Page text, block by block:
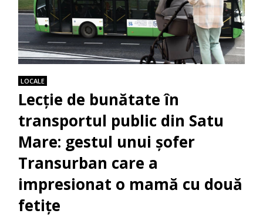
LOCALE
Lecție de bunătate în
transportul public din Satu
Mare: gestul unui șofer
Transurban care a
impresionat o mamă cu două
fetițe